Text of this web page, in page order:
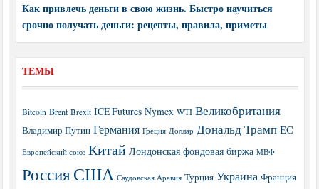
Как привлечь деньги в свою жизнь. Быстро научиться
срочно получать деньги: рецепты, правила, приметы
ТЕМЫ
Bitcoin Brent Brexit ICE Futures Nymex WTI Великобритания
Владимир Путин Германия Греция Доллар Дональд Трамп ЕС
Европейский союз Китай Лондонская фондовая биржа МВФ
РоссияСША Саудовская Аравия Турция Украина Франция